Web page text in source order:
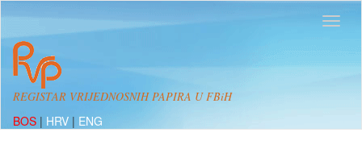
REGISTAR VRIJEDNOSNIH PAPIRA U FBiH
BOS | HRV | ENG